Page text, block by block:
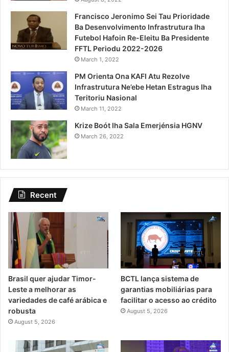
Francisco Jeronimo Sei Tau Prioridade
Ba Desenvolvimento Infrastrutura Iha
Futebol Hafoin Re-Eleitu Ba Presidente
FFTL Periodu 2022-2026
March 1, 2022
PM Orienta Ona KAFI Atu Rezolve
Infrastrutura Ne’ebe Hetan Estragus Iha
Teritoriu Nasional
March 11, 2022
Krize Boót Iha Sala Emerjénsia HGNV
March 26, 2022
Recent
Brasil quer ajudar Timor-
Leste a melhorar as
variedades de café arábica e
robusta
August 5, 2026
BCTL lança sistema de
garantias mobiliárias para
facilitar o acesso ao crédito
August 5, 2026